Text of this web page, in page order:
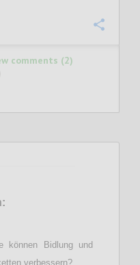
comments (2)
können Bidlung und
verbessern?